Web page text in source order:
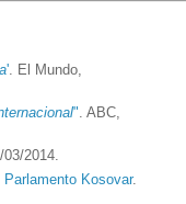
' . El Mundo,
". ABC,
03/2014.
Kosovar.